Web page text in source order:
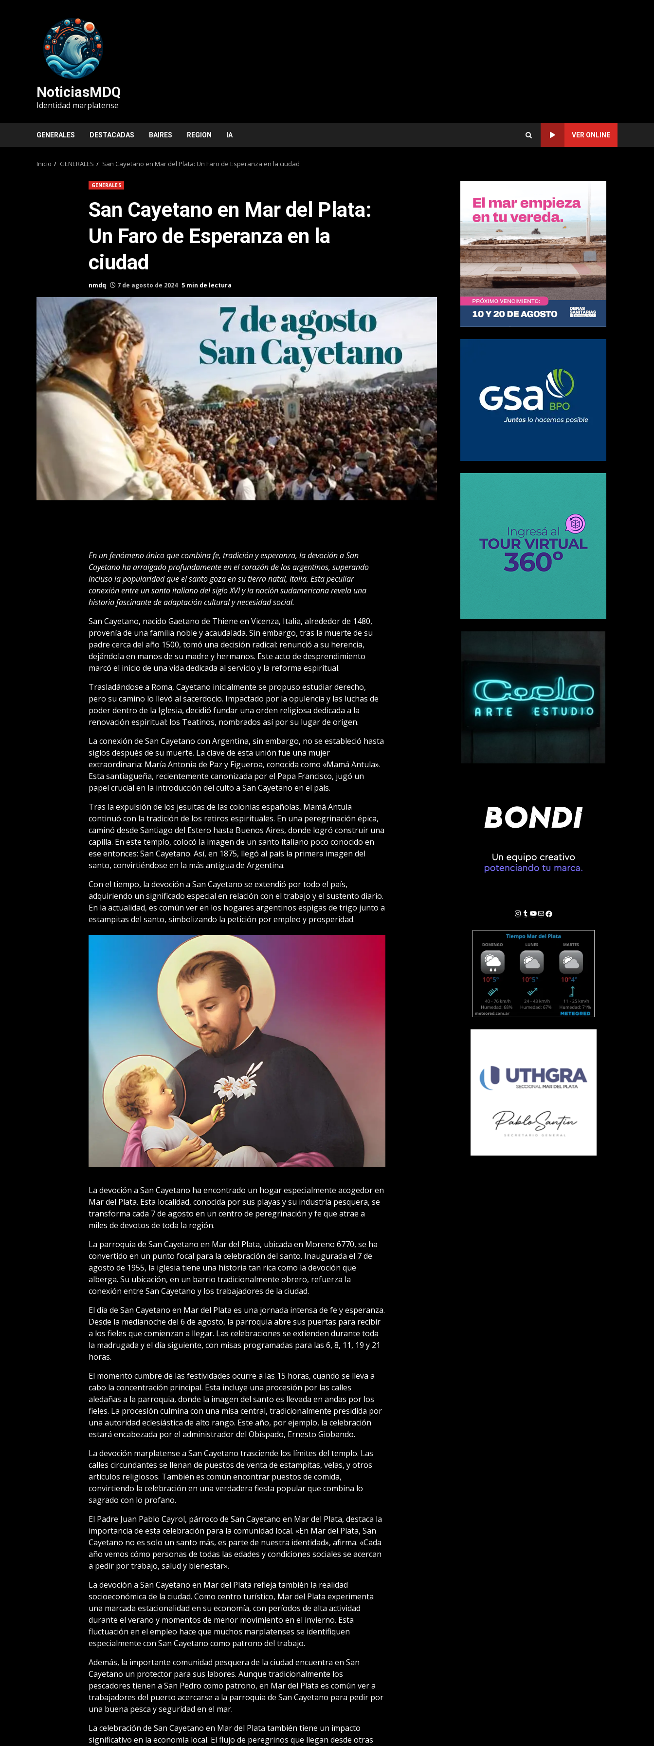
NoticiasMDQ
Identidad marplatense
GENERALES DESTACADAS BAIRES REGION IA VER ONLINE
Inicio GENERALES San Cayetano en Mar del Plata: Un Faro de Esperanza en la ciudad
GENERALES
San Cayetano en Mar del Plata:
Un Faro de Esperanza en la
ciudad
nmdq 7 de agosto de 2024 5 min de lectura
En un fenómeno único que combina fe, tradición y esperanza, la devoción a San
Cayetano ha arraigado profundamente en el corazón de los argentinos, superando
incluso la popularidad que el santo goza en su tierra natal, Italia. Esta peculiar
conexión entre un santo italiano del siglo XVI y la nación sudamericana revela una
historia fascinante de adaptación cultural y necesidad social.
San Cayetano, nacido Gaetano de Thiene en Vicenza, Italia, alrededor de 1480,
provenía de una familia noble y acaudalada. Sin embargo, tras la muerte de su
padre cerca del año 1500, tomó una decisión radical: renunció a su herencia,
dejándola en manos de su madre y hermanos. Este acto de desprendimiento
marcó el inicio de una vida dedicada al servicio y la reforma espiritual.
Trasladándose a Roma, Cayetano inicialmente se propuso estudiar derecho,
pero su camino lo llevó al sacerdocio. Impactado por la opulencia y las luchas de
poder dentro de la Iglesia, decidió fundar una orden religiosa dedicada a la
renovación espiritual: los Teatinos, nombrados así por su lugar de origen.
La conexión de San Cayetano con Argentina, sin embargo, no se estableció hasta
siglos después de su muerte. La clave de esta unión fue una mujer
extraordinaria: María Antonia de Paz y Figueroa, conocida como «Mamá Antula».
Esta santiagueña, recientemente canonizada por el Papa Francisco, jugó un
papel crucial en la introducción del culto a San Cayetano en el país.
Tras la expulsión de los jesuitas de las colonias españolas, Mamá Antula
continuó con la tradición de los retiros espirituales. En una peregrinación épica,
caminó desde Santiago del Estero hasta Buenos Aires, donde logró construir una
capilla. En este templo, colocó la imagen de un santo italiano poco conocido en
ese entonces: San Cayetano. Así, en 1875, llegó al país la primera imagen del
santo, convirtiéndose en la más antigua de Argentina.
Con el tiempo, la devoción a San Cayetano se extendió por todo el país,
adquiriendo un significado especial en relación con el trabajo y el sustento diario.
En la actualidad, es común ver en los hogares argentinos espigas de trigo junto a
estampitas del santo, simbolizando la petición por empleo y prosperidad.
La devoción a San Cayetano ha encontrado un hogar especialmente acogedor en
Mar del Plata. Esta localidad, conocida por sus playas y su industria pesquera, se
transforma cada 7 de agosto en un centro de peregrinación y fe que atrae a
miles de devotos de toda la región.
La parroquia de San Cayetano en Mar del Plata, ubicada en Moreno 6770, se ha
convertido en un punto focal para la celebración del santo. Inaugurada el 7 de
agosto de 1955, la iglesia tiene una historia tan rica como la devoción que
alberga. Su ubicación, en un barrio tradicionalmente obrero, refuerza la
conexión entre San Cayetano y los trabajadores de la ciudad.
El día de San Cayetano en Mar del Plata es una jornada intensa de fe y esperanza.
Desde la medianoche del 6 de agosto, la parroquia abre sus puertas para recibir
a los fieles que comienzan a llegar. Las celebraciones se extienden durante toda
la madrugada y el día siguiente, con misas programadas para las 6, 8, 11, 19 y 21
horas.
El momento cumbre de las festividades ocurre a las 15 horas, cuando se lleva a
cabo la concentración principal. Esta incluye una procesión por las calles
aledañas a la parroquia, donde la imagen del santo es llevada en andas por los
fieles. La procesión culmina con una misa central, tradicionalmente presidida por
una autoridad eclesiástica de alto rango. Este año, por ejemplo, la celebración
estará encabezada por el administrador del Obispado, Ernesto Giobando.
La devoción marplatense a San Cayetano trasciende los límites del templo. Las
calles circundantes se llenan de puestos de venta de estampitas, velas, y otros
artículos religiosos. También es común encontrar puestos de comida,
convirtiendo la celebración en una verdadera fiesta popular que combina lo
sagrado con lo profano.
El Padre Juan Pablo Cayrol, párroco de San Cayetano en Mar del Plata, destaca la
importancia de esta celebración para la comunidad local. «En Mar del Plata, San
Cayetano no es solo un santo más, es parte de nuestra identidad», afirma. «Cada
año vemos cómo personas de todas las edades y condiciones sociales se acercan
a pedir por trabajo, salud y bienestar».
La devoción a San Cayetano en Mar del Plata refleja también la realidad
socioeconómica de la ciudad. Como centro turístico, Mar del Plata experimenta
una marcada estacionalidad en su economía, con períodos de alta actividad
durante el verano y momentos de menor movimiento en el invierno. Esta
fluctuación en el empleo hace que muchos marplatenses se identifiquen
especialmente con San Cayetano como patrono del trabajo.
Además, la importante comunidad pesquera de la ciudad encuentra en San
Cayetano un protector para sus labores. Aunque tradicionalmente los
pescadores tienen a San Pedro como patrono, en Mar del Plata es común ver a
trabajadores del puerto acercarse a la parroquia de San Cayetano para pedir por
una buena pesca y seguridad en el mar.
La celebración de San Cayetano en Mar del Plata también tiene un impacto
significativo en la economía local. El flujo de peregrinos que llegan desde otras
Instagram
Tumblr
YouTube
Correo electrónico
Facebook